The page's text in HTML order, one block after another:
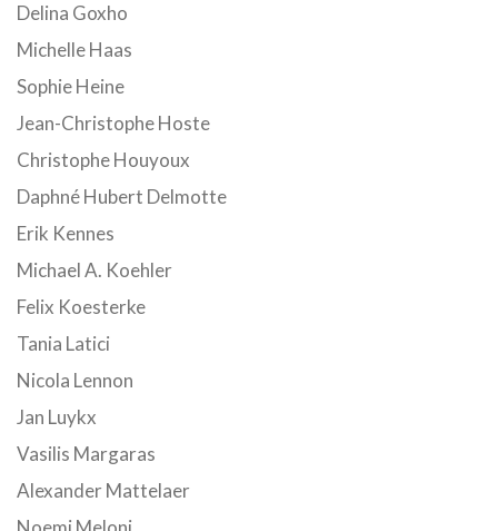
Delina Goxho
Michelle Haas
Sophie Heine
Jean-Christophe Hoste
Christophe Houyoux
Daphné Hubert Delmotte
Erik Kennes
Michael A. Koehler
Felix Koesterke
Tania Latici
Nicola Lennon
Jan Luykx
Vasilis Margaras
Alexander Mattelaer